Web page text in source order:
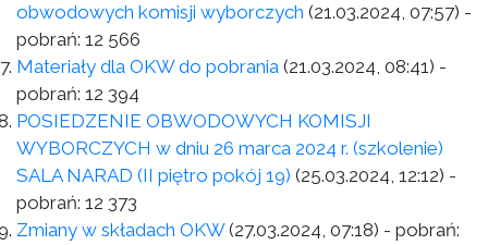
obwodowych komisji wyborczych (21.03.2024, 07:57) -
pobrań: 12 566
Materiały dla OKW do pobrania (21.03.2024, 08:41) -
pobrań: 12 394
POSIEDZENIE OBWODOWYCH KOMISJI
WYBORCZYCH w dniu 26 marca 2024 r. (szkolenie)
SALA NARAD (II piętro pokój 19) (25.03.2024, 12:12) -
pobrań: 12 373
Zmiany w składach OKW (27.03.2024, 07:18) - pobrań: